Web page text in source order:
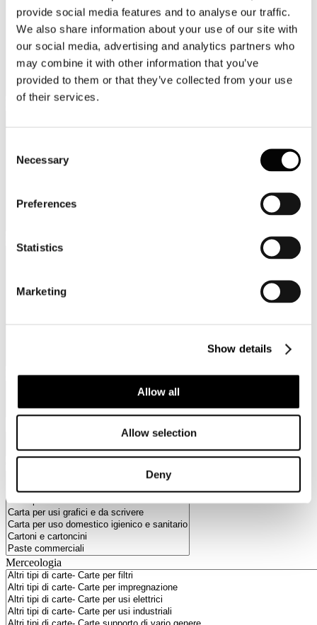
provide social media features and to analyse our traffic.
We also share information about your use of our site with
our social media, advertising and analytics partners who
may combine it with other information that you’ve
provided to them or that they’ve collected from your use
of their services.
Selection
Necessary
Preferences
Statistics
Marketing
Show details
Allow all
Allow selection
Deny
Provincia
Materie prime
Merceologia